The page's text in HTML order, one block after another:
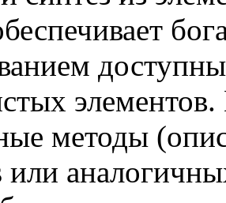
элементов.
методы
или